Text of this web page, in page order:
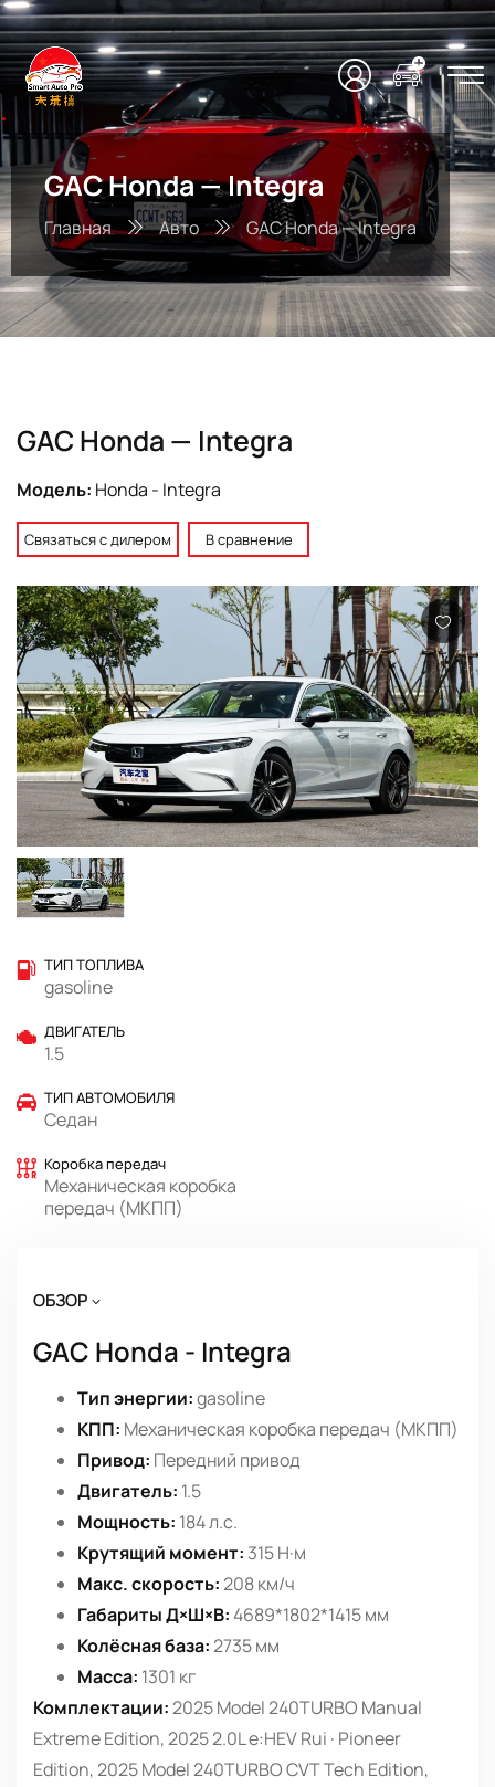
GAC Honda — Integra
Главная Авто GAC Honda — Integra
GAC Honda — Integra
Модель: Honda - Integra
Связаться с дилером В сравнение
ТИП ТОПЛИВА
gasoline
ДВИГАТЕЛЬ
1.5
ТИП АВТОМОБИЛЯ
Седан
Коробка передач
Механическая коробка
передач (МКПП)
ОБЗОР
GAC Honda - Integra
Тип энергии:gasoline
КПП: Механическая коробка передач (МКПП)
Привод: Передний привод
Двигатель: 1.5
Мощность: 184 л.с.
Крутящий момент: 315 Н·м
Макс. скорость:208 км/ч
Габариты Д×Ш×В: 4689*1802*1415 мм
Колёсная база:2735 мм
Масса: 1301 кг
Комплектации:2025 Model 240TURBO Manual
Extreme Edition, 2025 2.0L e:HEV Rui · Pioneer
Edition, 2025 Model 240TURBO CVT Tech Edition,